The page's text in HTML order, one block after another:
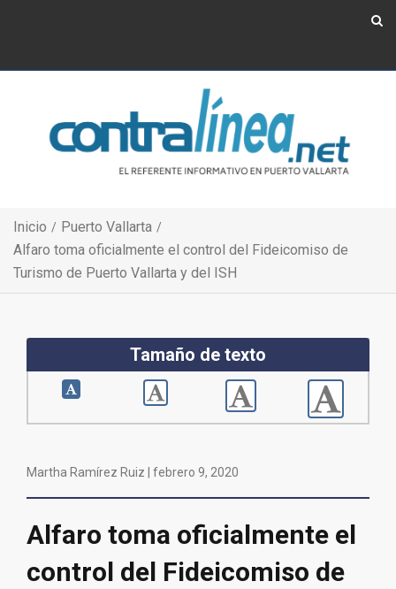
Inicio
Puerto Vallarta
Alfaro toma oficialmente el control del Fideicomiso de
Turismo de Puerto Vallarta y del ISH
Tamaño de texto
Martha Ramírez Ruiz | febrero 9, 2020
Alfaro toma oficialmente el
control del Fideicomiso de